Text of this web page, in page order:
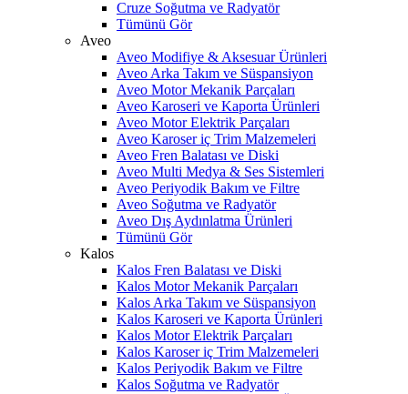
Cruze Soğutma ve Radyatör
Tümünü Gör
Aveo
Aveo Modifiye & Aksesuar Ürünleri
Aveo Arka Takım ve Süspansiyon
Aveo Motor Mekanik Parçaları
Aveo Karoseri ve Kaporta Ürünleri
Aveo Motor Elektrik Parçaları
Aveo Karoser iç Trim Malzemeleri
Aveo Fren Balatası ve Diski
Aveo Multi Medya & Ses Sistemleri
Aveo Periyodik Bakım ve Filtre
Aveo Soğutma ve Radyatör
Aveo Dış Aydınlatma Ürünleri
Tümünü Gör
Kalos
Kalos Fren Balatası ve Diski
Kalos Motor Mekanik Parçaları
Kalos Arka Takım ve Süspansiyon
Kalos Karoseri ve Kaporta Ürünleri
Kalos Motor Elektrik Parçaları
Kalos Karoser iç Trim Malzemeleri
Kalos Periyodik Bakım ve Filtre
Kalos Soğutma ve Radyatör